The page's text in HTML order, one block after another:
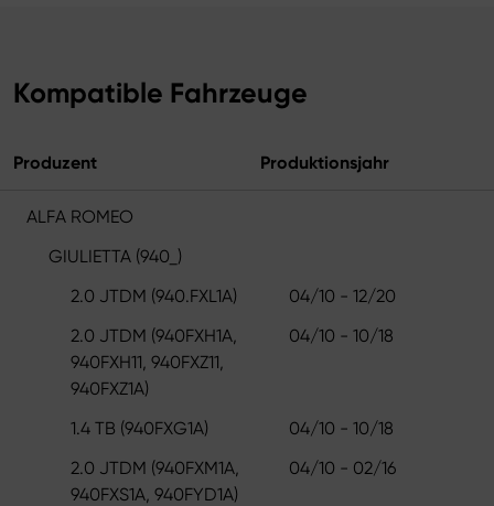
Kompatible Fahrzeuge
Produzent Produktionsjahr
ALFA ROMEO
GIULIETTA (940_)
2.0 JTDM (940.FXL1A)
04/10 - 12/20
2.0 JTDM (940FXH1A,
940FXH11, 940FXZ11,
940FXZ1A)
04/10 - 10/18
1.4 TB (940FXG1A)
04/10 - 10/18
2.0 JTDM (940FXM1A,
940FXS1A, 940FYD1A)
04/10 - 02/16